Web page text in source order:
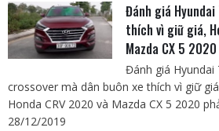
Đánh giá
thích vì giữ giá,
Mazda CX 5
Đánh giá Hyundai
crossover mà dân buôn xe thích vì giữ
Honda CRV 2020 và Mazda CX 5 2020
28/12/2019